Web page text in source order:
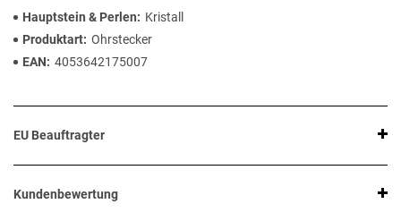
Hauptstein & Perlen
Kristall
Produktart Ohrstecker
EAN
4053642175007
EU Beauftragter
Kundenbewertung